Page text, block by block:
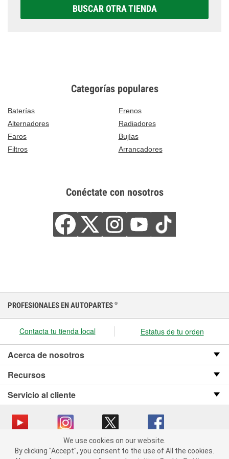
BUSCAR OTRA TIENDA
Categorías populares
Baterías
Frenos
Alternadores
Radiadores
Faros
Bujías
Filtros
Arrancadores
Conéctate con nosotros
We use cookies on our website. By clicking "Accept", you consent
to the use of All the cookies.
PROFESIONALES EN AUTOPARTES ®
Contacta tu tienda local Estatus de tu orden
Acerca de nosotros
Recursos
Servicio al cliente
Copyright © 2008-2026 O’Reilly Auto Parts v OST_3.2.0.0.729 (3) cv1361
We use cookies on our website.
By clicking "Accept", you consent to the use of All the cookies.